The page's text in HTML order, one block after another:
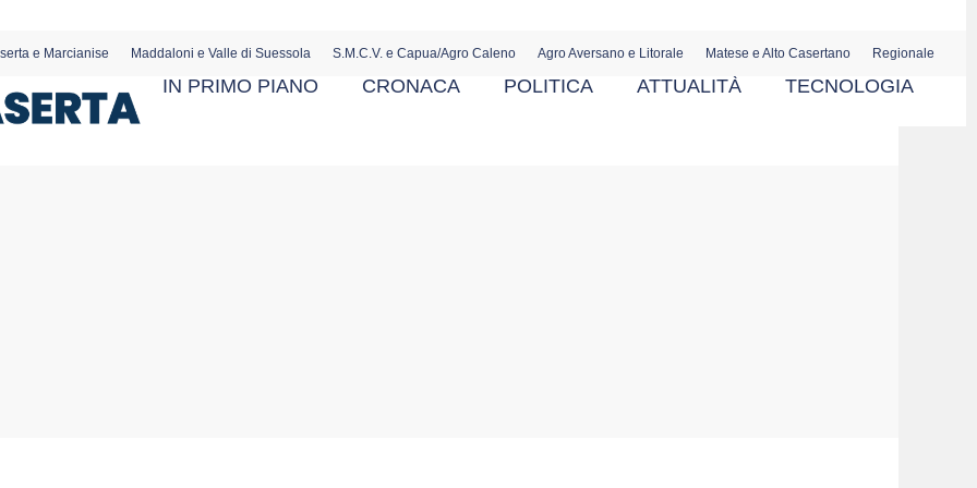
e Marcianise Maddaloni e Valle di Suessola S.M.C.V. e Capua/Agro Caleno Agro Aversano e Litorale Matese e Alto Casertano Regionale
IN PRIMO PIANO CRONACA POLITICA ATTUALITÀ TECNOLOGIA